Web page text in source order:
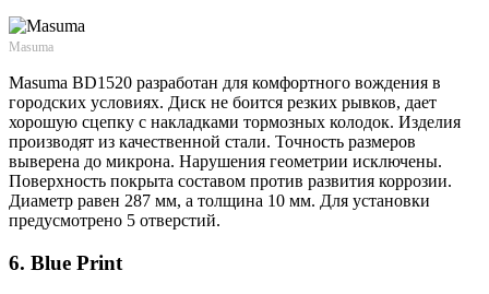
Masuma
Masuma BD1520 разработан для комфортного вождения в
городских условиях. Диск не боится резких рывков, дает
хорошую сцепку с накладками тормозных колодок. Изделия
производят из качественной стали. Точность размеров
выверена до микрона. Нарушения геометрии исключены.
Поверхность покрыта составом против развития коррозии.
Диаметр равен 287 мм, а толщина 10 мм. Для установки
предусмотрено 5 отверстий.
6. Blue Print